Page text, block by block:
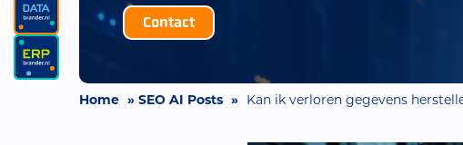
Contact
Home » SEO AI Posts » Kan ik verloren gegevens